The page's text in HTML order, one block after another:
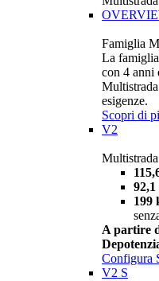
Famiglia
La
con 4 anni
esigenze.
Scopri di
V2
199
A partire
Configura
V2 S